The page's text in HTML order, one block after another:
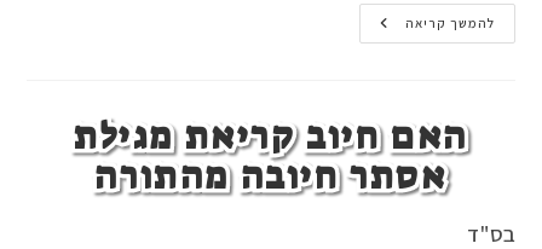
להמשך קריאה מחילת
עוונות
האם חיוב קריאת מגילת
אסתר חיובה מהתורה
בס"ד